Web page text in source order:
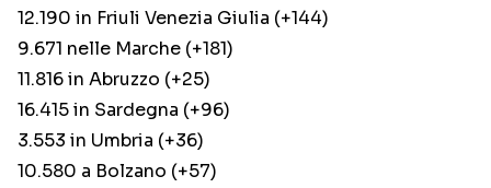
12.190 in Friuli Venezia Giulia (+144)
9.671 nelle Marche (+181)
11.816 in Abruzzo (+25)
16.415 in Sardegna (+96)
3.553 in Umbria (+36)
10.580 a Bolzano (+57)